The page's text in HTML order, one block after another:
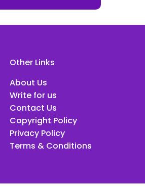
Other Links
About Us
Write for us
Contact Us
Copyright Policy
Privacy Policy
Terms & Conditions